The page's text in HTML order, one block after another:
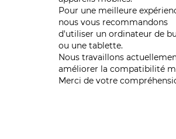
Pour une meilleure
nous vous recommandons
d'utiliser un ordinateur de
ou une tablette.
Nous travaillons
améliorer la compatibilité
Merci de votre